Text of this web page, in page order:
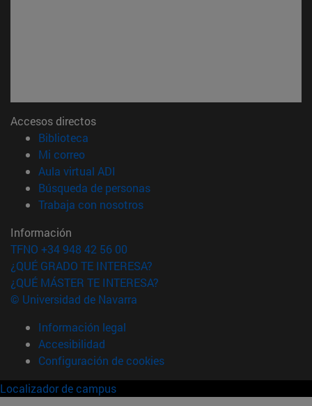
Accesos directos
Biblioteca
Mi correo(abre en nueva ventana)
Aula virtual ADI
Búsqueda de personas(abre en nueva ventana)
Trabaja con nosotros(abre en nueva ventana)
Información
TFNO +34 948 42 56 00
¿QUÉ GRADO TE INTERESA?
¿QUÉ MÁSTER TE INTERESA?
© Universidad de Navarra
Información legal
Accesibilidad
Configuración de cookies
Localizador de campus